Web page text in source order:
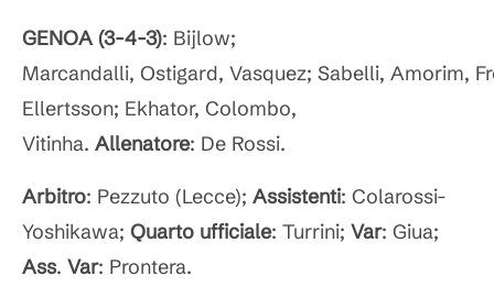
GENOA (3-4-3): Bijlow;
Marcandalli, Ostigard, Vasquez; Sabelli, Amorim,
Ellertsson; Ekhator, Colombo,
Vitinha. Allenatore: De Rossi.
Arbitro: Pezzuto (Lecce); Assistenti: Colarossi-
Yoshikawa; Quarto ufficiale: Turrini; Var: Giua;
Ass. Var: Prontera.